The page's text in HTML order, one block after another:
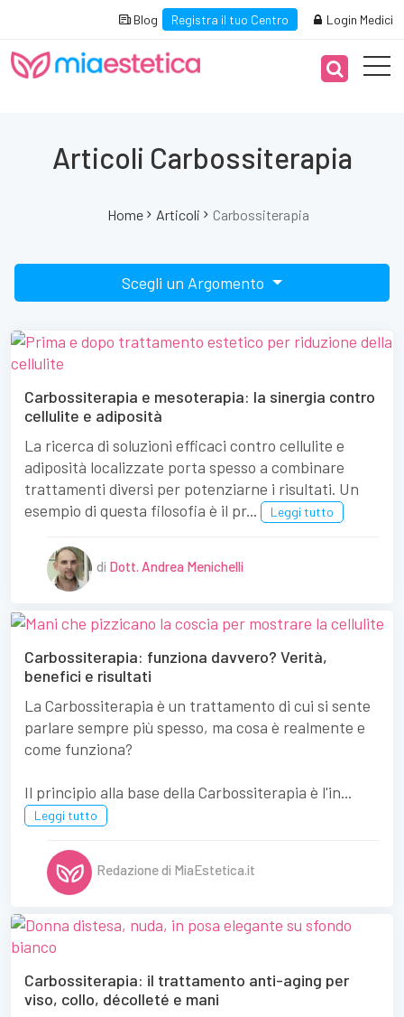
Blog Registra il tuo Centro Login Medici
Articoli Carbossiterapia
Home Articoli Carbossiterapia
Scegli un Argomento
Carbossiterapia e mesoterapia: la sinergia contro
cellulite e adiposità
La ricerca di soluzioni efficaci contro cellulite e
adiposità localizzate porta spesso a combinare
trattamenti diversi per potenziarne i risultati. Un
esempio di questa filosofia è il pr...
Leggi tutto
di Dott. Andrea Menichelli
Carbossiterapia: funziona davvero? Verità,
benefici e risultati
La Carbossiterapia è un trattamento di cui si sente
parlare sempre più spesso, ma cosa è realmente e
come funziona?
Il principio alla base della Carbossiterapia è l'in...
Leggi tutto
Redazione di MiaEstetica.it
Carbossiterapia: il trattamento anti-aging per
viso, collo, décolleté e mani